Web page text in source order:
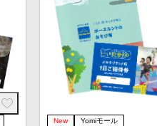
New
Yomiモール